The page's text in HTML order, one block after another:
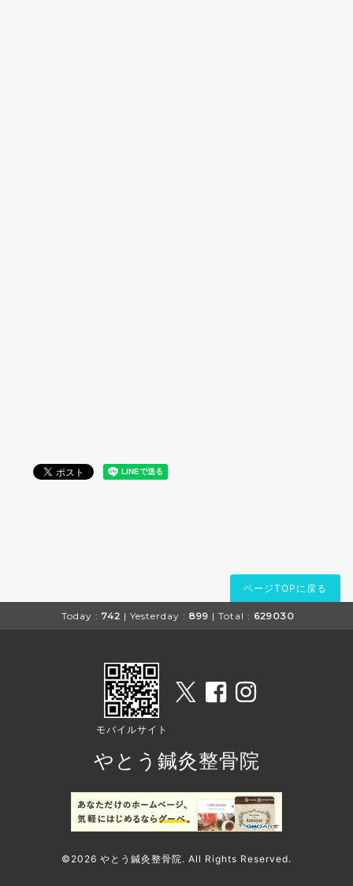
ページTOPに戻る
Today : 742 | Yesterday : 899 | Total : 629030
モバイルサイト
やとう鍼灸整骨院
©2026 やとう鍼灸整骨院. All Rights Reserved.